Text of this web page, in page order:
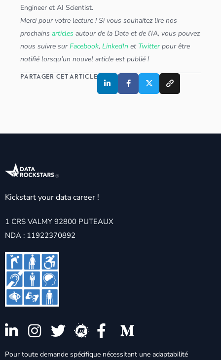
Engineer etAI Scientist.
Merci pour votre lecture ! Si vous souhaitez lire nos
prochainsarticles autour de la Data et de l’IA, vous pouvez
nous suivre surFacebook,LinkedIn et Twitterpour être
notifié lorsqu’un nouvel article est publié !
PARTAGER CET ARTICLE
Kickstart your data career !
1 CRS VALMY 92800 PUTEAUX
NDA : 11922370892
Pour toute demande spécifique nécessitant une adaptabilité